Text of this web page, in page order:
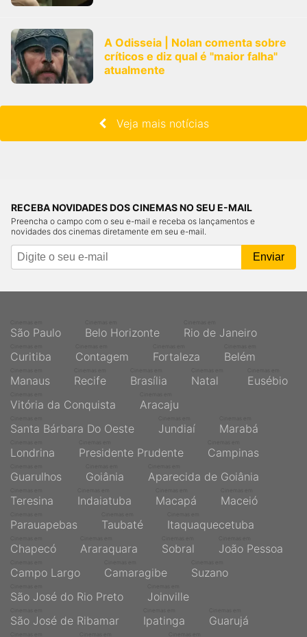
A Odisseia | Nolan comenta sobre
críticos e diz qual é "maior falha"
atualmente
Veja mais notícias
RECEBA NOVIDADES DOS CINEMAS NO SEU E-MAIL
Preencha o campo com o seu e-mail e receba os lançamentos e
novidades dos cinemas diretamente em seu e-mail.
São Paulo Belo Horizonte Rio de Janeiro
Curitiba Contagem Fortaleza Belém
Manaus Recife Brasília Natal Eusébio
Vitória da Conquista Aracaju
Santa Bárbara Do Oeste Jundiaí Marabá
Londrina Presidente Prudente Campinas
Guarulhos Goiânia Aparecida de Goiânia
Teresina Indaiatuba Macapá Maceió
Parauapebas Taubaté Itaquaquecetuba
Chapecó Araraquara Sobral João Pessoa
Campo Largo Camaragibe Suzano
São José do Rio Preto Joinville
São José de Ribamar Ipatinga Guarujá